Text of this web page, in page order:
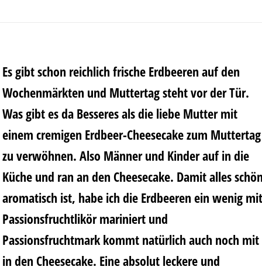
Es gibt schon reichlich frische Erdbeeren auf den
Wochenmärkten und Muttertag steht vor der Tür.
Was gibt es da Besseres als die liebe Mutter mit
einem cremigen Erdbeer-Cheesecake zum Muttertag
zu verwöhnen. Also Männer und Kinder auf in die
Küche und ran an den Cheesecake. Damit alles
aromatisch ist, habe ich die Erdbeeren ein wenig mit
Passionsfruchtlikör mariniert und
Passionsfruchtmark kommt natürlich auch noch mit
in den Cheesecake. Eine absolut leckere und